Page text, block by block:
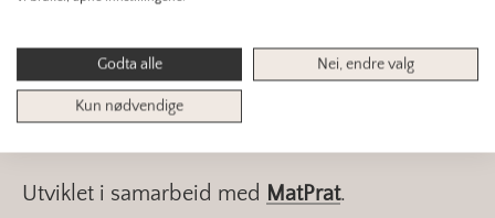
få et jevnere resultat. Senk varmen til 200
°C og stek til de får en fin gyllen farge.
Utviklet i samarbeid med MatPrat.
Godta alle Nei, endre valg
Kun nødvendige